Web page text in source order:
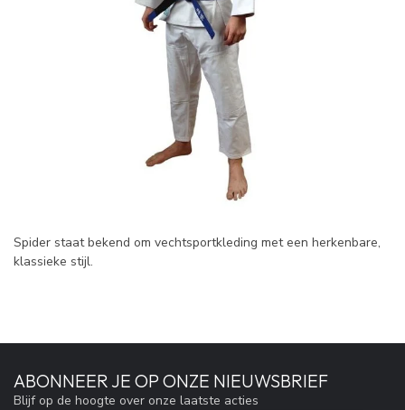
Spider staat bekend om vechtsportkleding met een herkenbare,
klassieke stijl.
ABONNEER JE OP ONZE NIEUWSBRIEF
Blijf op de hoogte over onze laatste acties